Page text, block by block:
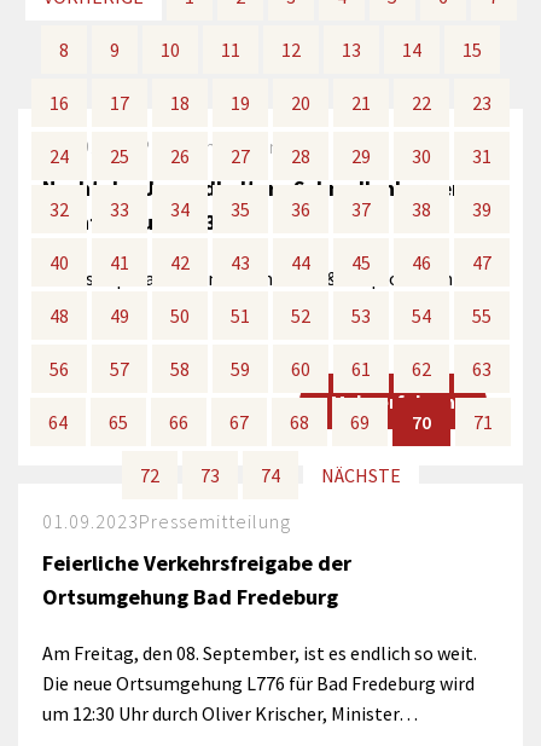
8 9 10 11 12 13 14 15
16 17 18 19 20 21 22 23
24 25 26 27 28 29 30 31
32 33 34 35 36 37 38 39
40 41 42 43 44 45 46 47
48 49 50 51 52 53 54 55
56 57 58 59 60 61 62 63
64 65 66 67 68 69 70 71
72 73 74 NÄCHSTE
19.09.2023 Pressemitteilung
Nacht der Jugendkultur - Schmallenberger
nachtfrequenz 23
Workshops laden zum Mitmachen & Ausprobieren ein
Mehr erfahren
01.09.2023Pressemitteilung
Feierliche Verkehrsfreigabe der
Ortsumgehung Bad Fredeburg
Am Freitag, den 08. September, ist es endlich so weit.
Die neue Ortsumgehung L776 für Bad Fredeburg wird
um 12:30 Uhr durch Oliver Krischer, Minister…
8 9 10 11 12 13 14 15
16 17 18 19 20 21 22 23
24 25 26 27 28 29 30 31
32 33 34 35 36 37 38 39
40 41 42 43 44 45 46 47
48 49 50 51 52 53 54 55
56 57 58 59 60 61 62 63
64 65 66 67 68 69 70 71
72 73 74 NÄCHSTE